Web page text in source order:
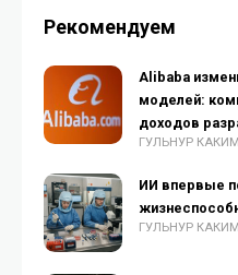
Рекомендуем
Alibaba
моделей:
доходов
ГУЛЬНУР
ИИ впервые
ГУЛЬНУР